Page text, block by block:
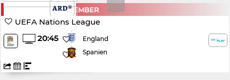
TV2 PLAY
SATURDAY, 26. SEPTEMBER
UEFA Nations League
20:45
England
Spanien